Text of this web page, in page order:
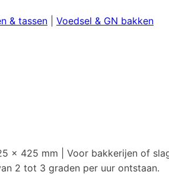
& tassen
Voedsel & GN bakken
x 425 mm | Voor bakkerijen of
2 tot 3 graden per uur ontstaan.